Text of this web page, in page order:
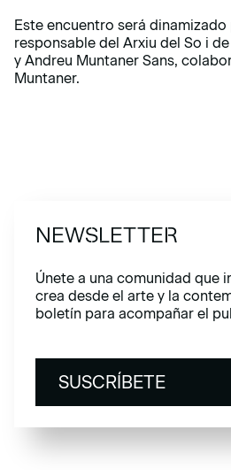
Este encuentro será
responsable del Arxiu del So i
y Andreu Muntaner Sans,
Muntaner.
NEWSLETTER
Únete a una comunidad que
crea desde el arte y la
boletín para acompañar el
SUSCRÍBETE
SUSCRÍBETE